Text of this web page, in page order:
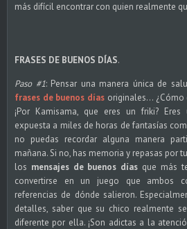
más difícil encontrar con quien realmente
FRASES DE BUENOS DÍAS.
Paso #1: Pensar una manera única de
frases de buenos días originales...
¡Por Kamisama, que eres un friki? Eres
expuesta a miles de horas de fantasías
no puedas recordar alguna manera
mañana. Si no, has memoria y repasas por
los mensajes de buenos días que más
convertirse en un juego que ambos
referencias de dónde salieron.
detalles, saber que su chico realmente
diferente por ella. ¡Son adictas a la